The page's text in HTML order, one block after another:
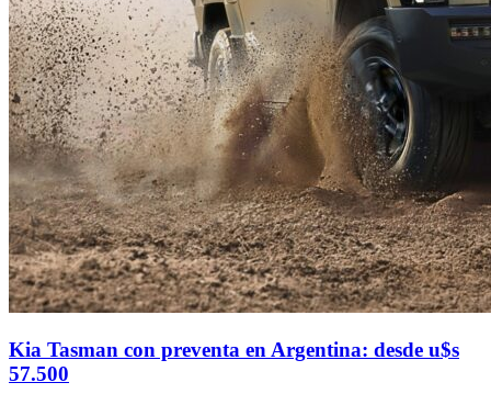
Kia Tasman con preventa en Argentina: desde u$s
57.500